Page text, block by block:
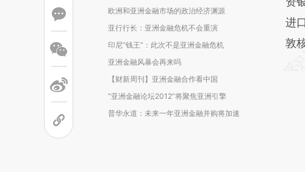
欧洲和亚洲金融市场的政治经济渊源
亚行行长：亚洲金融危机不会重演
印尼“钱王”：此次不是亚洲金融危机
亚洲金融风暴会再来吗
【财新周刊】亚洲金融合作看中国
“亚洲金融论坛2012”将聚焦亚洲引擎
普华永道：未来一年亚洲金融并购将加速
进
敦